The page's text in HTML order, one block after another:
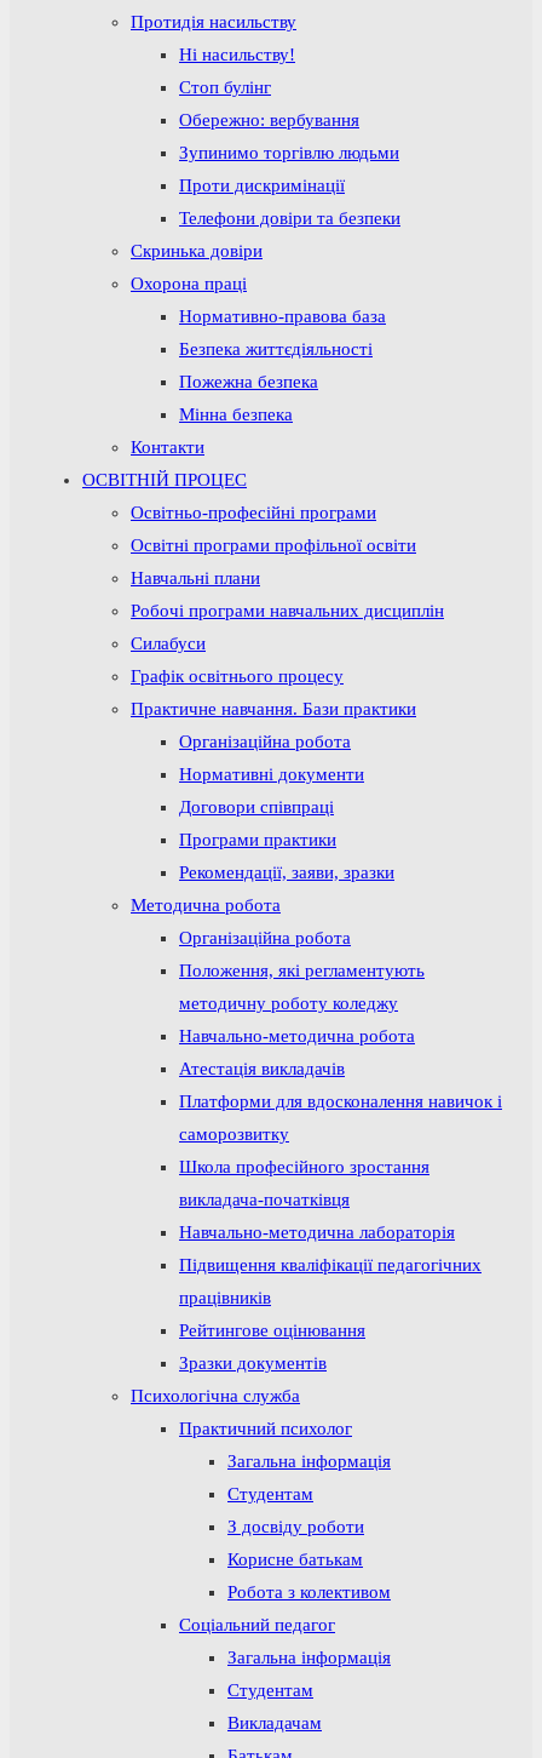
Протидія насильству
Ні насильству!
Стоп булінг
Обережно: вербування
Зупинимо торгівлю людьми
Проти дискримінації
Телефони довіри та безпеки
Скринька довіри
Охорона праці
Нормативно-правова база
Безпека життєдіяльності
Пожежна безпека
Мінна безпека
Контакти
ОСВІТНІЙ ПРОЦЕС
Освітньо-професійні програми
Освітні програми профільної освіти
Навчальні плани
Робочі програми навчальних дисциплін
Силабуси
Графік освітнього процесу
Практичне навчання. Бази практики
Організаційна робота
Нормативні документи
Договори співпраці
Програми практики
Рекомендації, заяви, зразки
Методична робота
Організаційна робота
Положення, які регламентують
методичну роботу коледжу
Навчально-методична робота
Атестація викладачів
Платформи для вдосконалення навичок і
саморозвитку
Школа професійного зростання
викладача-початківця
Навчально-методична лабораторія
Підвищення кваліфікації педагогічних
працівників
Рейтингове оцінювання
Зразки документів
Психологічна служба
Практичний психолог
Загальна інформація
Студентам
З досвіду роботи
Корисне батькам
Робота з колективом
Соціальний педагог
Загальна інформація
Студентам
Викладачам